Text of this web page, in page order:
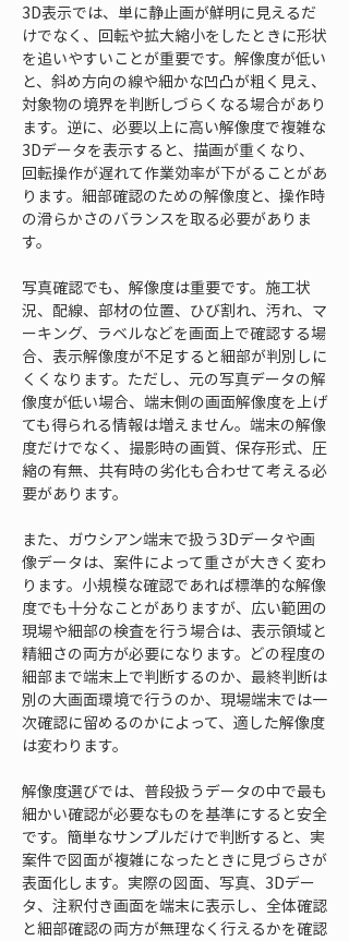
3D表示では、単に静止画が鮮明に見えるだ
けでなく、回転や拡大縮小をしたときに形状
を追いやすいことが重要です。解像度が低い
と、斜め方向の線や細かな凹凸が粗く見え、
対象物の境界を判断しづらくなる場合があり
ます。逆に、必要以上に高い解像度で複雑な
3Dデータを表示すると、描画が重くなり、
回転操作が遅れて作業効率が下がることがあ
ります。細部確認のための解像度と、操作時
の滑らかさのバランスを取る必要がありま
す。
写真確認でも、解像度は重要です。施工状
況、配線、部材の位置、ひび割れ、汚れ、マ
ーキング、ラベルなどを画面上で確認する場
合、表示解像度が不足すると細部が判別しに
くくなります。ただし、元の写真データの解
像度が低い場合、端末側の画面解像度を上げ
ても得られる情報は増えません。端末の解像
度だけでなく、撮影時の画質、保存形式、圧
縮の有無、共有時の劣化も合わせて考える必
要があります。
また、ガウシアン端末で扱う3Dデータや画
像データは、案件によって重さが大きく変わ
ります。小規模な確認であれば標準的な解像
度でも十分なことがありますが、広い範囲の
現場や細部の検査を行う場合は、表示領域と
精細さの両方が必要になります。どの程度の
細部まで端末上で判断するのか、最終判断は
別の大画面環境で行うのか、現場端末では一
次確認に留めるのかによって、適した解像度
は変わります。
解像度選びでは、普段扱うデータの中で最も
細かい確認が必要なものを基準にすると安全
です。簡単なサンプルだけで判断すると、実
案件で図面が複雑になったときに見づらさが
表面化します。実際の図面、写真、3Dデー
タ、注釈付き画面を端末に表示し、全体確認
と細部確認の両方が無理なく行えるかを確認